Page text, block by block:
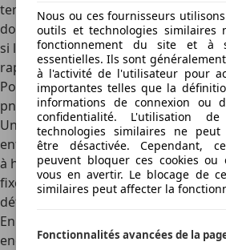
Nous ou ces fournisseurs
outils et technologies similaires
fonctionnement du site et à
essentielles. Ils sont
à l'activité de l'utilisateur pour
importantes telles que la
informations de connexion ou
confidentialité. L'utilisation
technologies similaires ne peut
être désactivée. Cependant,
peuvent bloquer ces cookies ou
vous en avertir. Le blocage de
similaires peut affecter la
Fonctionnalités avancées de la
temporaire durera généralement
doit pas être utilisée comme
si le pneu est soumis à des charges
rapides.
Pourquoi s’adresser à un
pneu
Une réparation de pneu mal
entraîner des risques importants
à haute vitesse. Une mèche mal
fixé peut provoquer une fuite
déformation du pneu, augmentant le
En outre, des réparations
endommager la structure interne du